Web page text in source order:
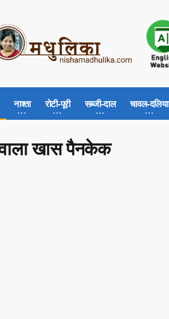
नाश्ता रोटी-पूरी सब्जी-दाल चावल-दलिया
खास पैनकेक